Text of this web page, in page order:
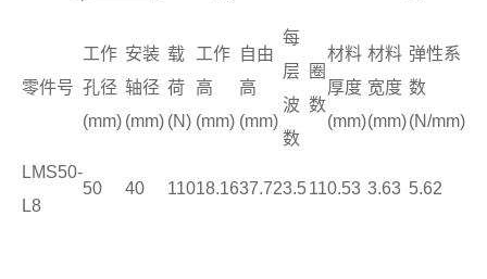
零件号
工作
孔径
(mm)
安装
轴径
(mm)
载
荷
(N)
工作
高
(mm)
自由
高
(mm)
每
层
波
数
圈
数
材料
厚度
(mm)
材料
宽度
(mm)
弹性系
数
(N/mm)
LMS50-
L8
50 40 11018.1637.723.5110.53 3.63 5.62